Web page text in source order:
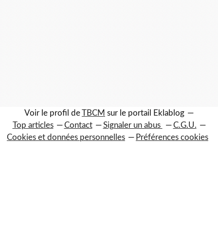
Voir le profil deTBCM sur le portail Eklablog
Top articles
Contact Signaler un abus
C.G.U.
Cookies et données personnelles
Préférences cookies